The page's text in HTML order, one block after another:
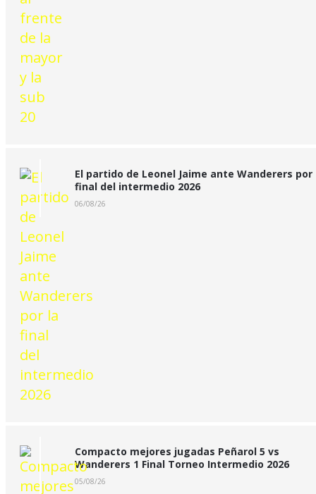
El partido de Leonel Jaime ante Wanderers por
final del intermedio 2026
06/08/26
Compacto mejores jugadas Peñarol 5 vs
Wanderers 1 Final Torneo Intermedio 2026
05/08/26